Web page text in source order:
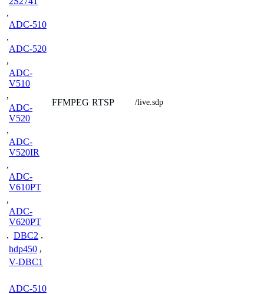
,
ADC-510
,
ADC-520
,
ADC-
V510
,
ADC-
V520
,
ADC-
V520IR
,
ADC-
V610PT
,
ADC-
V620PT
, DBC2 ,
hdp450 ,
V-DBC1
FFMPEG RTSP /live.sdp
ADC-510